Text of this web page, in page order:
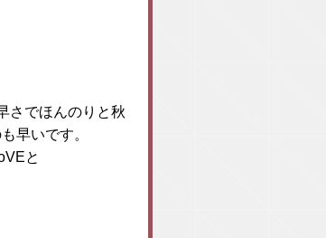
さでほんのりと秋
早いです。
と